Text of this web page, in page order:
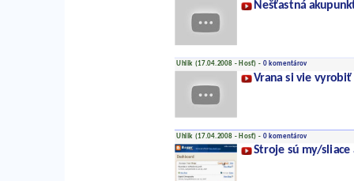
Nešťastná
Uhlik (17.04.2008 - Hosť) - 0 komentárov
Vrana si vie
Uhlik (17.04.2008 - Hosť) - 0 komentárov
Stroje sú my/sliace